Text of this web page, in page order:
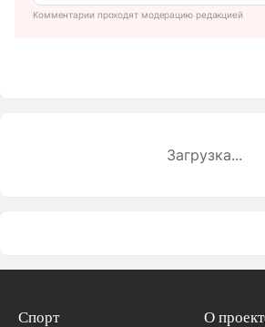
Комментарии проходят модерацию редакцией
Загрузка...
Спорт
О